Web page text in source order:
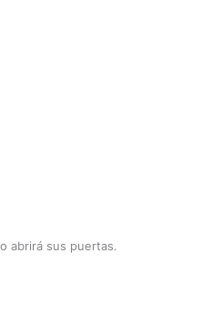
abrirá sus puertas.